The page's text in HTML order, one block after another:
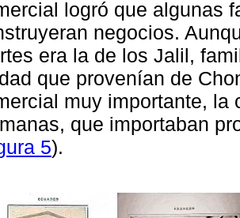
logró que algunas
negocios.
era la de los Jalil,
que provenían de
muy importante, la
que importaban
5).